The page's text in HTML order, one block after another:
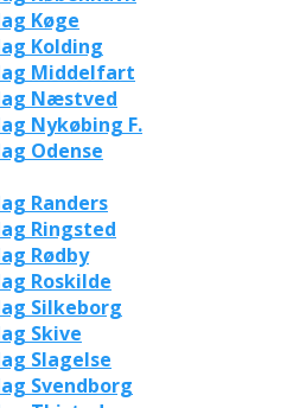
Køge
Kolding
Middelfart
Næstved
Nykøbing F.
Odense
Randers
Ringsted
Rødby
Roskilde
Silkeborg
Skive
Slagelse
Svendborg